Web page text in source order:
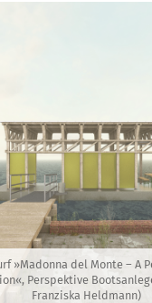
»Madonna del Monte – A
Perspektive
Franziska Heldmann)